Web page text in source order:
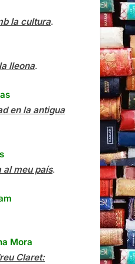
la cultura.
lleona.
en la antigua
al meu país.
Mora
Claret: